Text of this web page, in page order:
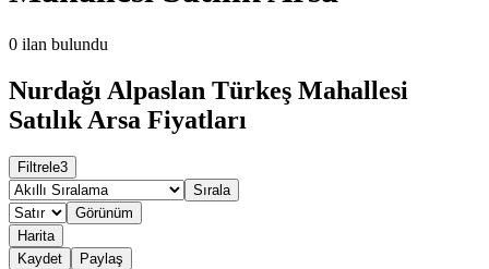
0 ilan bulundu
Nurdağı Alpaslan Türkeş Mahallesi
Satılık Arsa Fiyatları
Filtrele3
Sırala
Görünüm
Harita
Kaydet
Paylaş